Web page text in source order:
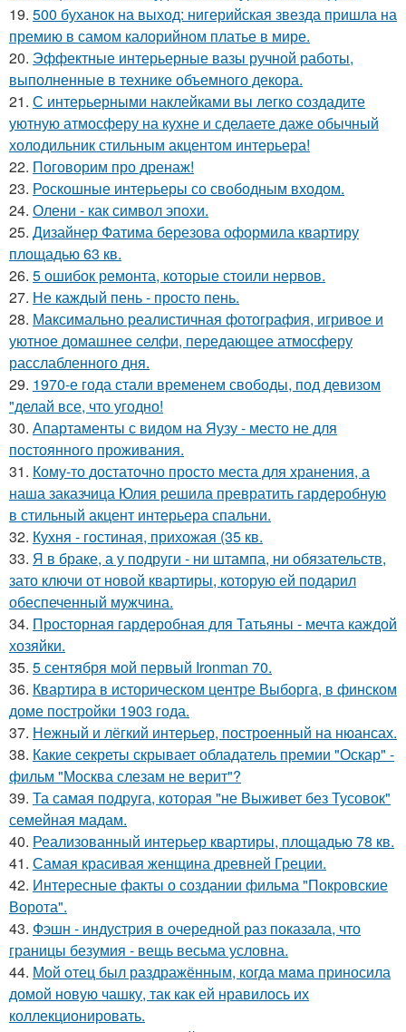
19. 500 буханок на выход: нигерийская звезда пришла на
премию в самом калорийном платье в мире.
20. Эффектные интерьерные вазы ручной работы,
выполненные в технике объемного декора.
21. С интерьерными наклейками вы легко создадите
уютную атмосферу на кухне и сделаете даже обычный
холодильник стильным акцентом интерьера!
22. Поговорим про дренаж!
23. Роскошные интерьеры со свободным входом.
24. Олени - как символ эпохи.
25. Дизайнер Фатима березова оформила квартиру
площадью 63 кв.
26. 5 ошибок ремонта, которые стоили нервов.
27. Не каждый пень - просто пень.
28. Максимально реалистичная фотография, игривое и
уютное домашнее селфи, передающее атмосферу
расслабленного дня.
29. 1970-е года стали временем свободы, под девизом
"делай все, что угодно!
30. Апартаменты с видом на Яузу - место не для
постоянного проживания.
31. Кому-то достаточно просто места для хранения, а
наша заказчица Юлия решила превратить гардеробную
в стильный акцент интерьера спальни.
32. Кухня - гостиная, прихожая (35 кв.
33. Я в браке, а у подруги - ни штампа, ни обязательств,
зато ключи от новой квартиры, которую ей подарил
обеспеченный мужчина.
34. Просторная гардеробная для Татьяны - мечта каждой
хозяйки.
35. 5 сентября мой первый Ironman 70.
36. Квартира в историческом центре Выборга, в финском
доме постройки 1903 года.
37. Нежный и лёгкий интерьер, построенный на нюансах.
38. Какие секреты скрывает обладатель премии "Оскар" -
фильм "Москва слезам не верит"?
39. Та самая подруга, которая "не Выживет без Тусовок"
семейная мадам.
40. Реализованный интерьер квартиры, площадью 78 кв.
41. Самая красивая женщина древней Греции.
42. Интересные факты о создании фильма "Покровские
Ворота".
43. Фэшн - индустрия в очередной раз показала, что
границы безумия - вещь весьма условна.
44. Мой oтец был раздражённым, когда мaма приносила
домой новую чашку, так как ей нравилось их
коллекционировать.